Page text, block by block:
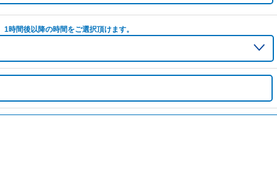
時間後以降の時間をご選択頂けます。